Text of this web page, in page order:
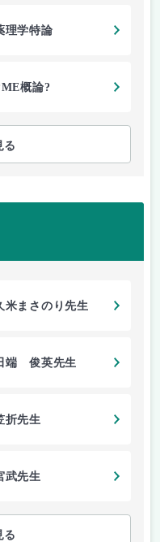
理学特論
概論?
る
米まさのり先生
端 俊英先生
折先生
武先生
る